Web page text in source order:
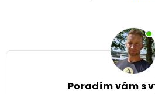
Poradím vám s